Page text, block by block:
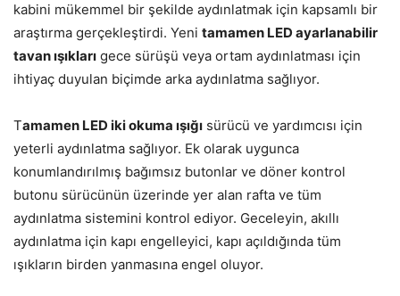
kabini mükemmel bir şekilde aydınlatmak için kapsamlı bir
araştırma gerçekleştirdi. Yeni tamamen LED ayarlanabilir
tavan ışıkları gece sürüşü veya ortam aydınlatması için
ihtiyaç duyulan biçimde arka aydınlatma sağlıyor.
Tamamen LED iki okuma ışığı sürücü ve yardımcısı için
yeterli aydınlatma sağlıyor. Ek olarak uygunca
konumlandırılmış bağımsız butonlar ve döner kontrol
butonu sürücünün üzerinde yer alan rafta ve tüm
aydınlatma sistemini kontrol ediyor. Geceleyin, akıllı
aydınlatma için kapı engelleyici, kapı açıldığında tüm
ışıkların birden yanmasına engel oluyor.